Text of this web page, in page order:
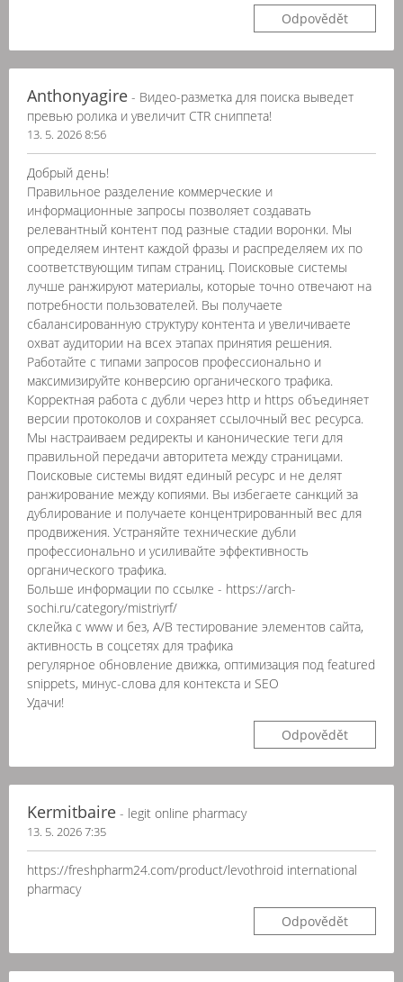
Odpovědět
Anthonyagire - Видео-разметка для поиска выведет
превью ролика и увеличит CTR сниппета!
13. 5. 2026 8:56
Добрый день!
Правильное разделение коммерческие и
информационные запросы позволяет создавать
релевантный контент под разные стадии воронки. Мы
определяем интент каждой фразы и распределяем их по
соответствующим типам страниц. Поисковые системы
лучше ранжируют материалы, которые точно отвечают на
потребности пользователей. Вы получаете
сбалансированную структуру контента и увеличиваете
охват аудитории на всех этапах принятия решения.
Работайте с типами запросов профессионально и
максимизируйте конверсию органического трафика.
Корректная работа с дубли через http и https объединяет
версии протоколов и сохраняет ссылочный вес ресурса.
Мы настраиваем редиректы и канонические теги для
правильной передачи авторитета между страницами.
Поисковые системы видят единый ресурс и не делят
ранжирование между копиями. Вы избегаете санкций за
дублирование и получаете концентрированный вес для
продвижения. Устраняйте технические дубли
профессионально и усиливайте эффективность
органического трафика.
Больше информации по ссылке - https://arch-
sochi.ru/category/mistriyrf/
склейка с www и без, A/B тестирование элементов сайта,
активность в соцсетях для трафика
регулярное обновление движка, оптимизация под featured
snippets, минус-слова для контекста и SEO
Удачи!
Odpovědět
Kermitbaire - legit online pharmacy
13. 5. 2026 7:35
https://freshpharm24.com/product/levothroid international
pharmacy
Odpovědět